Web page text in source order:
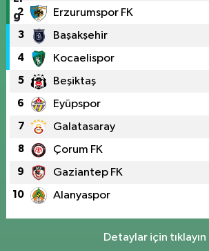
2 Erzurumspor FK
3 Başakşehir
4 Kocaelispor
5 Beşiktaş
6 Eyüpspor
7 Galatasaray
8 Çorum FK
9 Gaziantep FK
10 Alanyaspor
Detaylar için tıklayın